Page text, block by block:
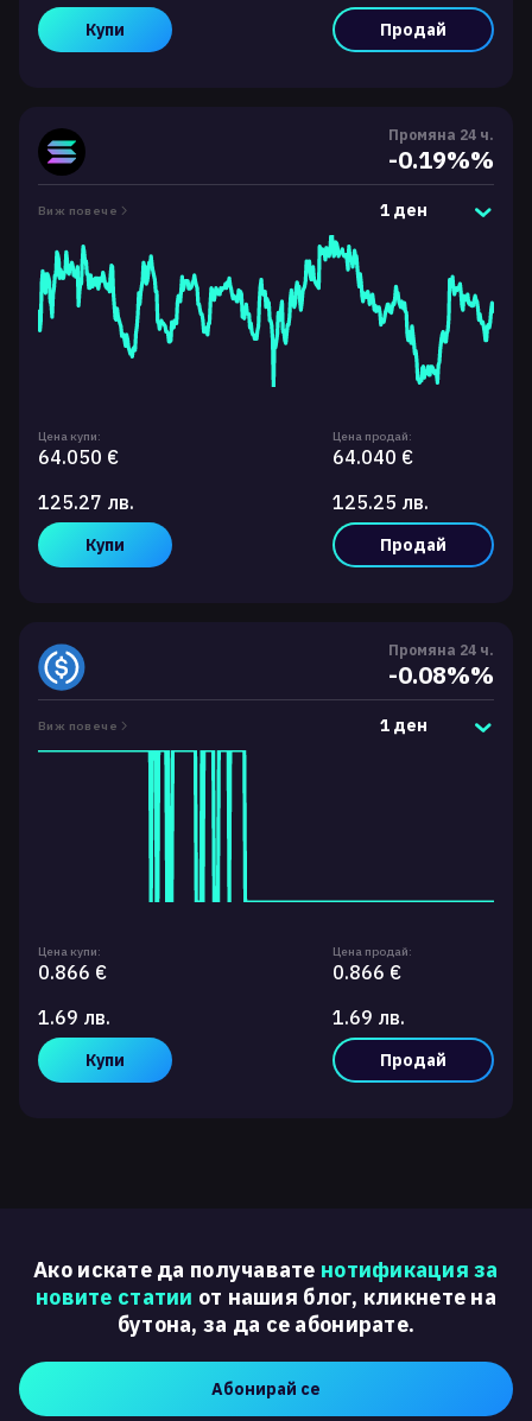
Купи Продай
Промяна 24 ч.
-0.19%%
Виж повече 1 ден
Цена купи:
64.050 €
125.27 лв.
Купи
Цена продай:
64.040 €
125.25 лв.
Продай
Промяна 24 ч.
-0.08%%
Виж повече 1 ден
Цена купи:
0.866 €
1.69 лв.
Купи
Цена продай:
0.866 €
1.69 лв.
Продай
Ако искате да получавате нотификация за
новите статии от нашия блог, кликнете на
бутона, за да се абонирате.
Абонирай се